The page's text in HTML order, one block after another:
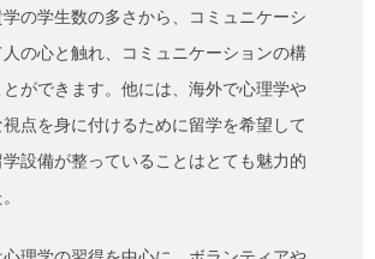
学の学生数の多さから、コミュニケーシ
人の心と触れ、コミュニケーションの構
ができます。他には、海外で心理学や
点を身に付けるために留学を希望して
設備が整っていることはとても魅力的